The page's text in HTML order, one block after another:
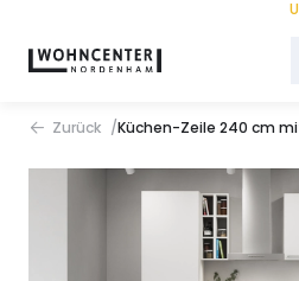
Zurück Küchen-Zeile 240 cm